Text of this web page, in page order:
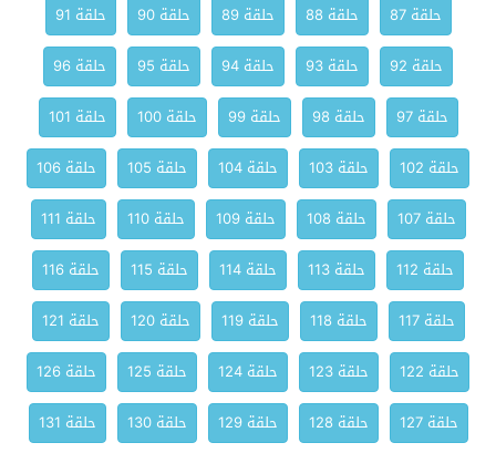
حلقة 87
حلقة 88 حلقة 89 حلقة 90
حلقة 91
حلقة 92
حلقة 93 حلقة 94 حلقة 95
حلقة 96
حلقة 97
حلقة 98 حلقة 99 حلقة 100
حلقة 101
حلقة 102
حلقة 103 حلقة 104 حلقة 105
حلقة 106
حلقة 107
حلقة 108 حلقة 109 حلقة 110
حلقة 111
حلقة 112
حلقة 113 حلقة 114 حلقة 115
حلقة 116
حلقة 117
حلقة 118 حلقة 119 حلقة 120
حلقة 121
حلقة 122
حلقة 123 حلقة 124 حلقة 125
حلقة 126
حلقة 127
حلقة 128 حلقة 129 حلقة 130 حلقة 131